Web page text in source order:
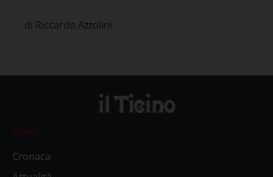
di Riccardo Azzolini
News
Cronaca